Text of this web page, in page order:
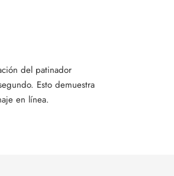
del patinador
Esto demuestra
en línea.